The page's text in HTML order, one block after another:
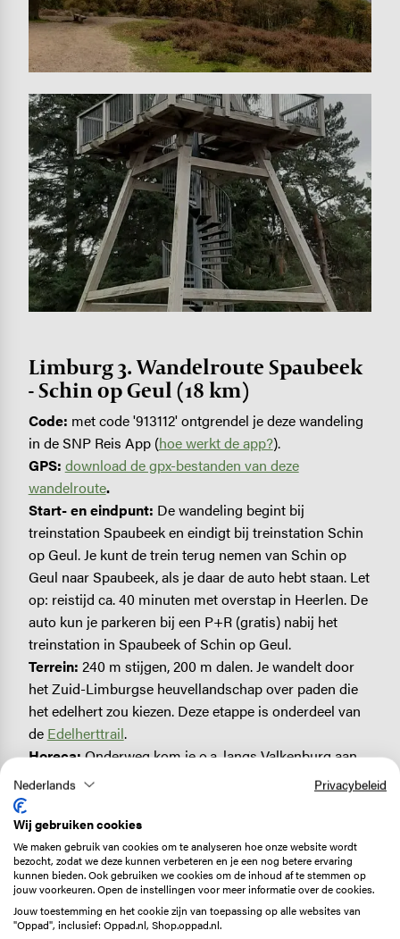
Image
Limburg 3. Wandelroute Spaubeek
- Schin op Geul (18 km)
Code: met code '913112' ontgrendel je deze wandeling
in de SNP Reis App (hoe werkt de app?).
GPS: download de gpx-bestanden van deze
wandelroute.
Start- en eindpunt: De wandeling begint bij
treinstation Spaubeek en eindigt bij treinstation Schin
op Geul. Je kunt de trein terug nemen van Schin op
Geul naar Spaubeek, als je daar de auto hebt staan. Let
op: reistijd ca. 40 minuten met overstap in Heerlen. De
auto kun je parkeren bij een P+R (gratis) nabij het
treinstation in Spaubeek of Schin op Geul.
Terrein: 240 m stijgen, 200 m dalen. Je wandelt door
het Zuid-Limburgse heuvellandschap over paden die
het edelhert zou kiezen. Deze etappe is onderdeel van
de Edelherttrail.
Horeca:Onderweg kom je o.a. langs Valkenburg aan
de Geul waar je even bij kunt komen op een terras.
Bijzonderheden:Geen bijzonderheden.
In Spaubeek ervaar je het Zuid-Limburgse heuvelland.
Je loopt omhoog door holle wegen met fraaie dikke
met klimop behangen eiken, dikke beuken, zoete
kersen en hoge essen. Dassen graven hier hun
Nederlands Privacybeleid
Wij gebruiken cookies
We maken gebruik van cookies om te analyseren hoe onze website wordt
bezocht, zodat we deze kunnen verbeteren en je een nog betere ervaring
kunnen bieden. Ook gebruiken we cookies om de inhoud af te stemmen op
jouw voorkeuren. Open de instellingen voor meer informatie over de cookies.
Jouw toestemming en het cookie zijn van toepassing op alle websites van
"Oppad", inclusief: Oppad.nl, Shop.oppad.nl.